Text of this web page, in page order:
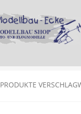
PRODUKTE